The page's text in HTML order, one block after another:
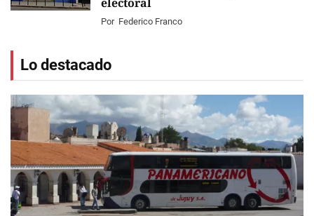
Por Federico Franco
Lo destacado